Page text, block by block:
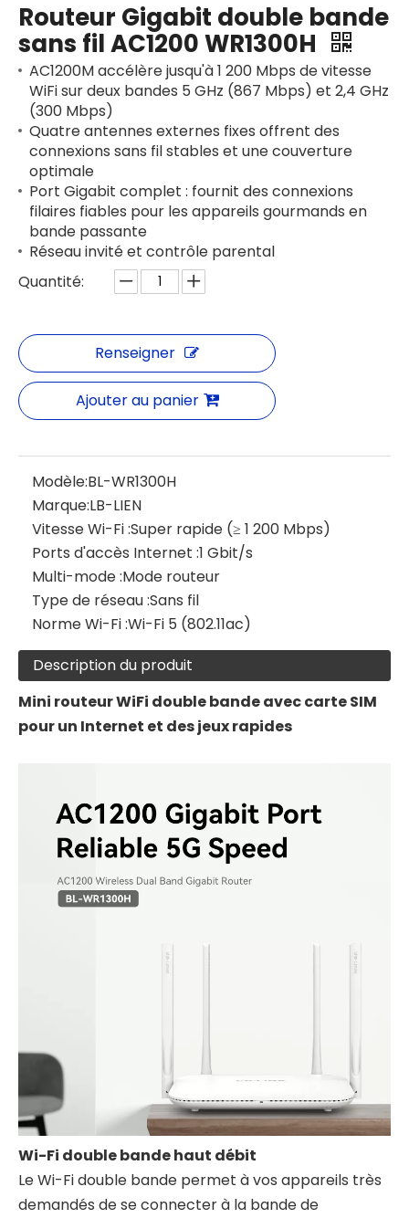
Routeur Gigabit double bande
sans fil AC1200 WR1300H
AC1200M accélère jusqu'à 1 200 Mbps de vitesse
WiFi sur deux bandes 5 GHz (867 Mbps) et 2,4 GHz
(300 Mbps)
Quatre antennes externes fixes offrent des
connexions sans fil stables et une couverture
optimale
Port Gigabit complet : fournit des connexions
filaires fiables pour les appareils gourmands en
bande passante
Réseau invité et contrôle parental
Quantité:
Renseigner
Ajouter au panier
Modèle:BL-WR1300H
Marque:LB-LIEN
Vitesse Wi-Fi :Super rapide (≥ 1 200 Mbps)
Ports d'accès Internet :1 Gbit/s
Multi-mode :Mode routeur
Type de réseau :Sans fil
Norme Wi-Fi :Wi-Fi 5 (802.11ac)
Description du produit
Mini routeur WiFi double bande avec carte SIM
pour un Internet et des jeux rapides
Wi-Fi double bande haut débit
Le Wi-Fi double bande permet à vos appareils très
demandés de se connecter à la bande de